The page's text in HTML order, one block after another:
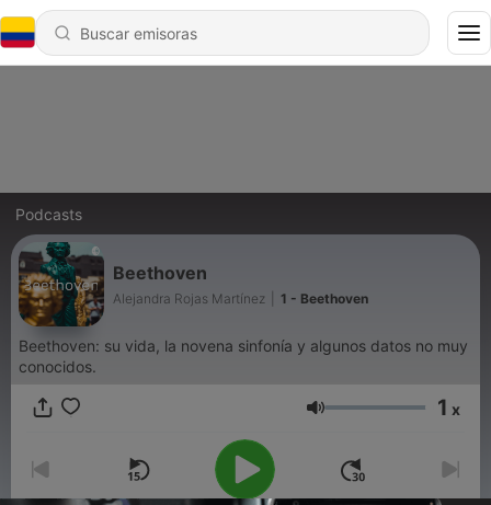
Podcasts
Beethoven
Alejandra Rojas Martínez 1 - Beethoven
Beethoven: su vida, la novena sinfonía y algunos datos no muy
conocidos.
Volumen 1 x